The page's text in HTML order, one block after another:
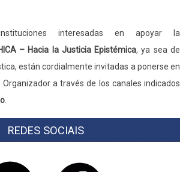
interesadas en apoyar la
– Hacia la Justicia Epistémica, ya sea de
están cordialmente invitadas a ponerse en
a través de los canales indicados
REDES SOCIAIS